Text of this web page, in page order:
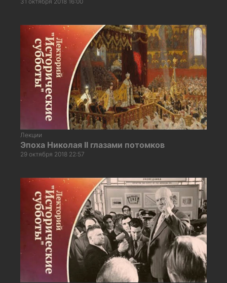
Лекции
Эпоха Николая II глазами потомков
29 октября 2018 22:57